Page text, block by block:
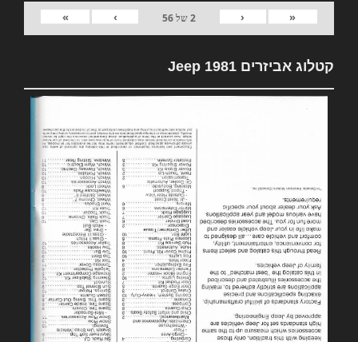
«
‹
2של56
›
»
קטלוג אביזרים 1981 Jeep